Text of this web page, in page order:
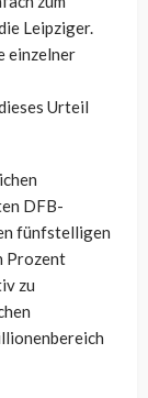
Leipziger.
einzelner
Urteil
DFB-
fünfstelligen
Prozent
zu